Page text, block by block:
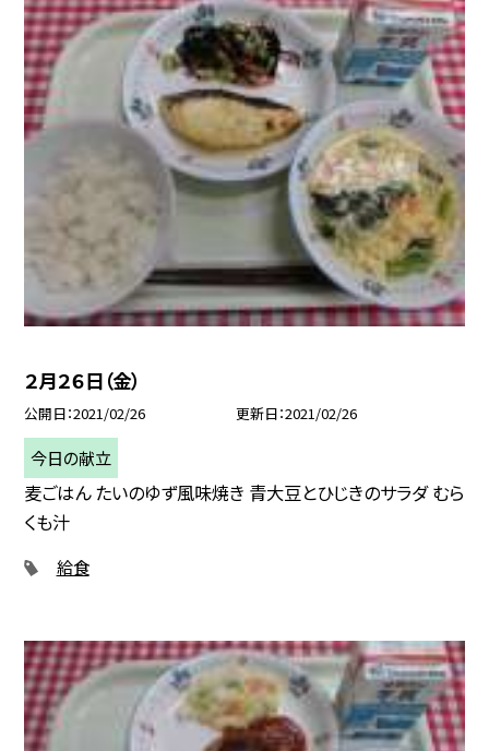
２月２６日（金）
公開日 2021/02/26 更新日 2021/02/26
今日の献立
麦ごはん たいのゆず風味焼き 青大豆とひじきのサラダ むら
くも汁
給食